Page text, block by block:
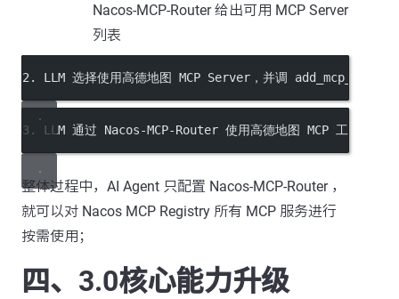
Nacos-MCP-Router 给出可用 MCP Server
列表
2. LLM 选择使用高德地图 MCP Server，并调
3. LLM 通过 Nacos-MCP-Router 使用高德地图 MCP 工具得出
整体过程中，AI Agent 只配置 Nacos-MCP-Router ，
就可以对 Nacos MCP Registry 所有 MCP 服务进行
按需使用；
四、3.0核心能力升级